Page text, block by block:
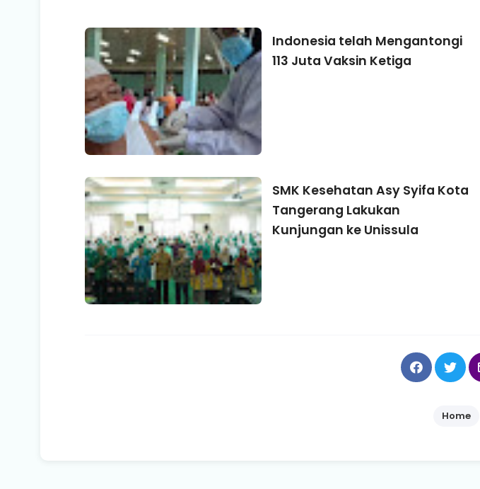
Indonesia telah Mengantongi
113 Juta Vaksin Ketiga
SMK Kesehatan Asy Syifa Kota
Tangerang Lakukan
Kunjungan ke Unissula
Home